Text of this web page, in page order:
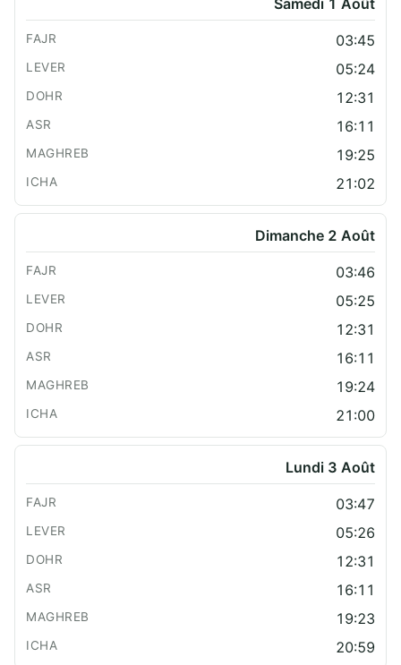
03:45
05:24
12:31
16:11
19:25
21:02
Dimanche 2 Août
03:46
05:25
12:31
16:11
19:24
21:00
Lundi 3 Août
03:47
05:26
12:31
16:11
19:23
20:59